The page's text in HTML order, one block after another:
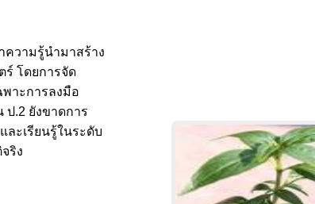
วามรู้นำมาสร้าง
ร์ โดยการจัด
าะการลงมือ
ป.2 ยังขาดการ
ละเรียนรู้ในระดับ
ริง